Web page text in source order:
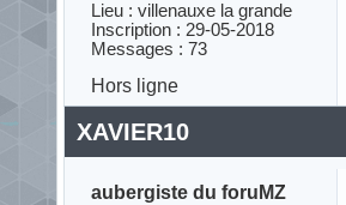
Lieu : villenauxe la grande
Inscription : 29-05-2018
Messages : 73
Hors ligne
XAVIER10
aubergiste du foruMZ